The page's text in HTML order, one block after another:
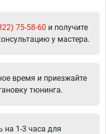
75-58-60 и получите
у мастера.
время и приезжайте
тюнинга.
на 1-3 часа для